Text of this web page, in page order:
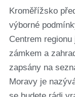
Kroměřížsko
výborné
Centrem
zámkem a
zapsány na
Moravy je